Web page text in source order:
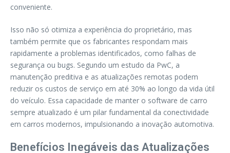
conveniente.
Isso não só otimiza a experiência do proprietário, mas
também permite que os fabricantes respondam mais
rapidamente a problemas identificados, como falhas de
segurança ou bugs. Segundo um estudo da PwC, a
manutenção preditiva e as atualizações remotas podem
reduzir os custos de serviço em até 30% ao longo da vida útil
do veículo. Essa capacidade de manter o software de carro
sempre atualizado é um pilar fundamental da conectividade
em carros modernos, impulsionando a inovação automotiva.
Benefícios Inegáveis das Atualizações